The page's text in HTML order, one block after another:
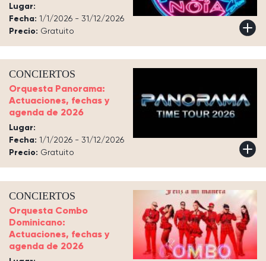
Lugar:
Fecha: 1/1/2026 - 31/12/2026
Precio: Gratuito
CONCIERTOS
Orquesta Panorama:
Actuaciones, fechas y
agenda de 2026
Lugar:
Fecha: 1/1/2026 - 31/12/2026
Precio: Gratuito
CONCIERTOS
Orquesta Combo
Dominicano:
Actuaciones, fechas y
agenda de 2026